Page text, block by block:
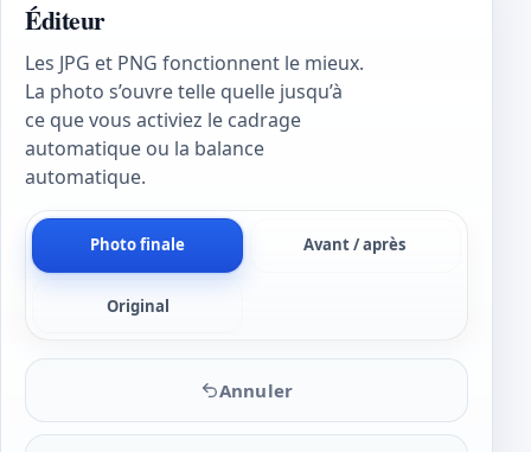
Éditeur
Les JPG et PNG fonctionnent le mieux.
La photo s’ouvre telle quelle jusqu’à
ce que vous activiez le cadrage
automatique ou la balance
automatique.
Photo finale Avant / après
Original
Annuler